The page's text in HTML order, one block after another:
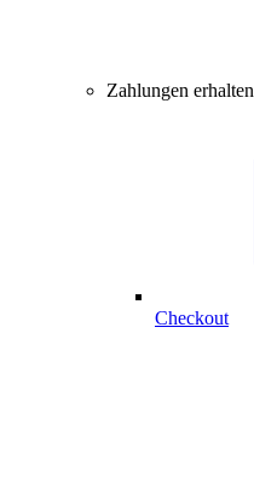
Zahlungen erhalten
Checkout